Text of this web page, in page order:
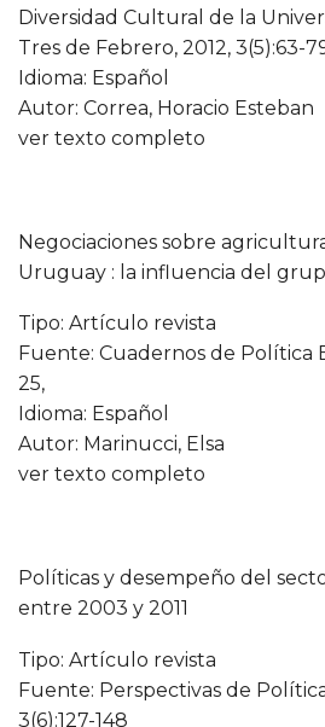
Diversidad Cultural de la
Tres de Febrero, 2012, 3(5):63-
Idioma: Español
Autor: Correa, Horacio Esteban
ver texto completo
Negociaciones sobre
Uruguay : la influencia del
Tipo: Artículo revista
Fuente: Cuadernos de Política
25,
Idioma: Español
Autor: Marinucci, Elsa
ver texto completo
Políticas y desempeño del
entre 2003 y 2011
Tipo: Artículo revista
Fuente: Perspectivas de
3(6):127-148